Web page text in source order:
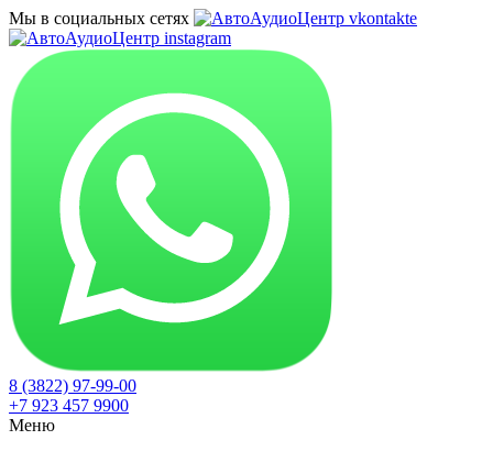
Мы в социальных сетях
8 (3822) 97-99-00
+7 923 457 9900
Меню